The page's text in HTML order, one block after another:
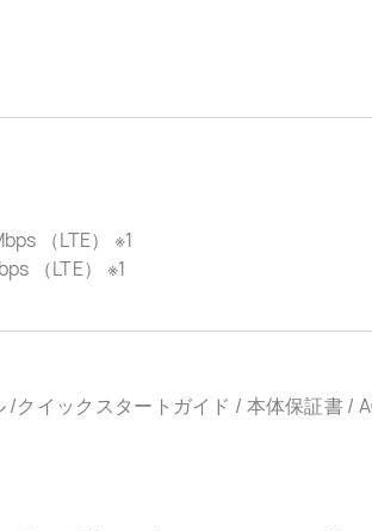
（LTE） ※1
（LTE） ※1
/クイックスタートガイド / 本体保証書 /